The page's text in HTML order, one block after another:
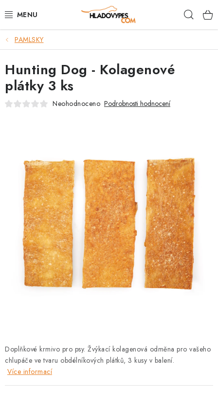
na
POTŘEBY PRO PSY
TAMI PŘEPRAVNÍ BOXY
SPORT SE PSEM
VĚRNOSTNÍ PROGRAM
ZNAČKY
PRODEJNA
BLOG
SLUŽBY
Podmínky ochrany osobních údajů
Zásady použivání souboru cookies
FAQ
PAMLSKY
Doplňkové krmivo pro psy. Žvýkací kolagenová odměna pro vašeho
chlupáče ve tvaru obdélníkových plátků, 3 kusy v balení.
Více informací
Hunting Dog - Kolagenové
plátky 3 ks
Neohodnoceno Podrobnosti hodnocení